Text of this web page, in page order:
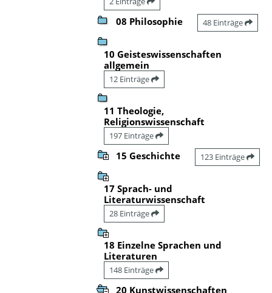
08 Philosophie 48 Einträge
10 Geisteswissenschaften
allgemein
12 Einträge
11 Theologie,
Religionswissenschaft
197 Einträge
15 Geschichte 123 Einträge
17 Sprach- und
Literaturwissenschaft
28 Einträge
18 Einzelne Sprachen und
Literaturen
148 Einträge
20 Kunstwissenschaften